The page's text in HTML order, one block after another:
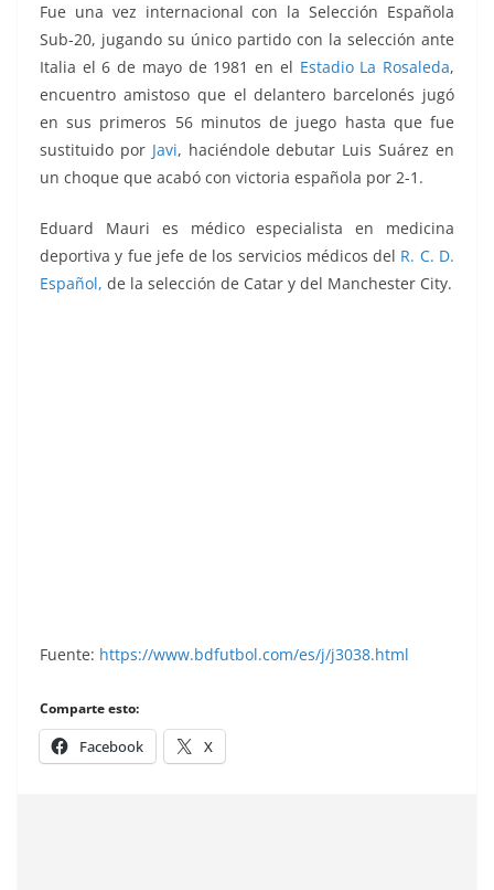
Fue una vez internacional con la Selección Española
Sub-20, jugando su único partido con la selección ante
Italia el 6 de mayo de 1981 en el Estadio La Rosaleda,
encuentro amistoso que el delantero barcelonés jugó
en sus primeros 56 minutos de juego hasta que fue
sustituido por Javi, haciéndole debutar Luis Suárez en
un choque que acabó con victoria española por 2-1.
Eduard Mauri es médico especialista en medicina
deportiva y fue jefe de los servicios médicos del R. C. D.
Español, de la selección de Catar y del Manchester City.
Fuente: https://www.bdfutbol.com/es/j/j3038.html
Comparte esto:
Facebook X